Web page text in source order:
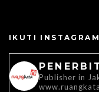
IKUTI
Publisher in